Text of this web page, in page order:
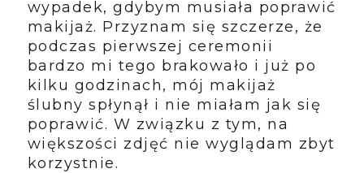
wypadek, gdybym musiała poprawić
makijaż. Przyznam się szczerze, że
podczas pierwszej ceremonii
bardzo mi tego brakowało i już po
kilku godzinach, mój makijaż
ślubny spłynął i nie miałam jak się
poprawić. W związku z tym, na
większości zdjęć nie wyglądam zbyt
korzystnie.